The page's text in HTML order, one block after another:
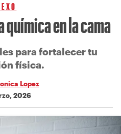
en la cama
para fortalecer tu
física.
Lopez
2026